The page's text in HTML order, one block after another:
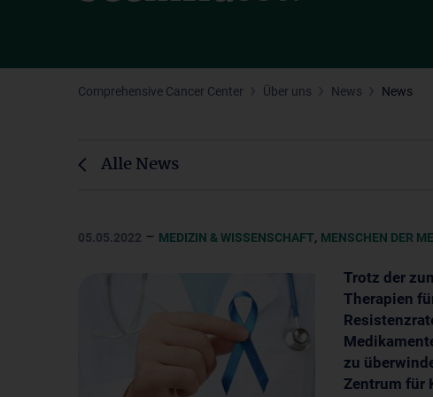
Comprehensive Cancer Center Über uns News News
Alle News
05.05.2022 – MEDIZIN & WISSENSCHAFT, MENSCHEN DER
Trotz der
Therapien
zu
Zentrum für